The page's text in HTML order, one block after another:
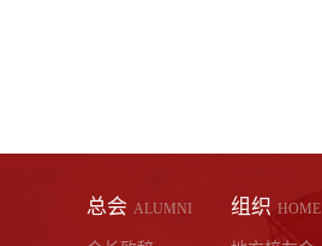
总会 ALUMNI 组织 HOME